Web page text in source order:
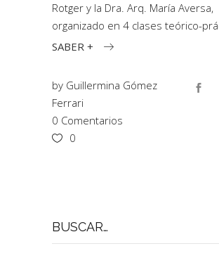
Rotger y la Dra. Arq. María Aversa,
organizado en 4 clases teórico-
SABER +
by Guillermina Gómez
Ferrari
0 Comentarios
0
por: